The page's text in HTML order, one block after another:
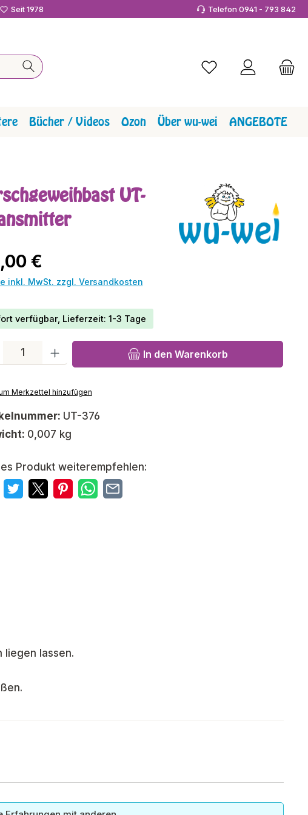
Seit 1978 Telefon 0941 - 793 842
Du hast 0 Produkte
Bücher / Videos Ozon Über wu-wei ANGEBOTE
UT-
Preis:
€
inkl. MwSt. zzgl. Versandkosten
verfügbar, Lieferzeit: 1-3 Tage
Anzahl: Gib den gewünschten Wert ein oder benutze die
In den Warenkorb
Merkzettel hinzufügen
UT-376
0,007 kg
Produkt weiterempfehlen:
liegen lassen.